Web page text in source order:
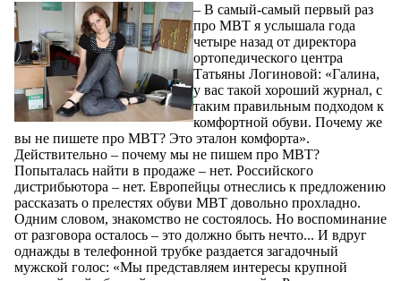
– В самый-самый первый раз
про MBT я услышала года
четыре назад от директора
ортопедического центра
Татьяны Логиновой: «Галина,
у вас такой хороший журнал, с
таким правильным подходом к
комфортной обуви. Почему же
вы не пишете про MBT? Это эталон комфорта».
Действительно – почему мы не пишем про MBT?
Попыталась найти в продаже – нет. Российского
дистрибьютора – нет. Европейцы отнеслись к предложению
рассказать о прелестях обуви MBT довольно прохладно.
Одним словом, знакомство не состоялось. Но воспоминание
от разговора осталось – это должно быть нечто... И вдруг
однажды в телефонной трубке раздается загадочный
мужской голос: «Мы представляем интересы крупной